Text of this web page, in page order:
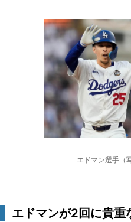
エドマン選手（
エドマンが2回に貴重